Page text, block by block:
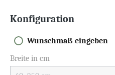
Konfiguration
Wunschmaß eingeben
Breite in cm